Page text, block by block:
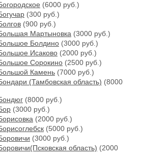
(6000 руб.)
(300 руб.)
(900 руб.)
Мартыновка (3000 руб.)
Болдино (3000 руб.)
Исаково (2000 руб.)
Сорокино (2500 руб.)
Камень (7000 руб.)
(Тамбовская область) (8000
(8000 руб.)
(3000 руб.)
(2000 руб.)
(5000 руб.)
(3000 руб.)
область) (2000